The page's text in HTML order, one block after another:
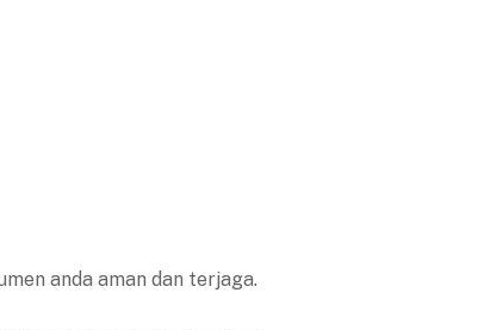
anda aman dan terjaga.